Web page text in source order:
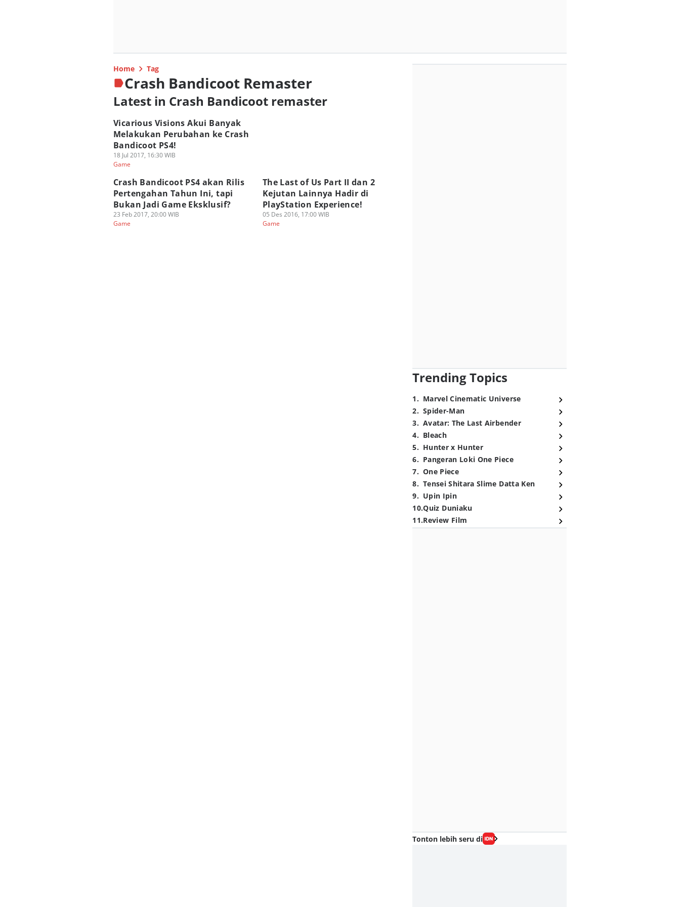
Home Tag
Crash Bandicoot Remaster
Latest in Crash Bandicoot remaster
Vicarious Visions Akui Banyak
Melakukan Perubahan ke Crash
Bandicoot PS4!
18 Jul 2017, 16:30 WIB
Game
Crash Bandicoot PS4 akan Rilis
Pertengahan Tahun Ini, tapi
Bukan Jadi Game Eksklusif?
23 Feb 2017, 20:00 WIB
Game
The Last of Us Part II dan 2
Kejutan Lainnya Hadir di
PlayStation Experience!
05 Des 2016, 17:00 WIB
Game
Trending Topics
1. Marvel Cinematic Universe
2. Spider-Man
3. Avatar: The Last Airbender
4. Bleach
5. Hunter x Hunter
6. Pangeran Loki One Piece
7. One Piece
8. Tensei Shitara Slime Datta Ken
9. Upin Ipin
10.Quiz Duniaku
11.Review Film
Tonton lebih seru di